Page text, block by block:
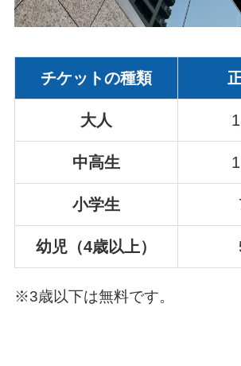
チケットの種類
大人
中高生
小学生
幼児（4歳以上）
※3歳以下は無料です。